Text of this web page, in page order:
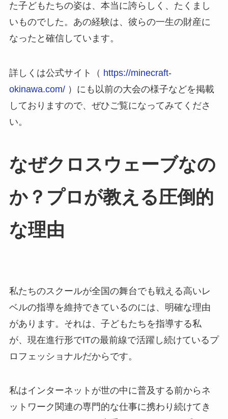
た子どもたちの姿は、本当に誇らしく、たくまし
いものでした。あの経験は、彼らの一生の財産に
なったと確信しています。
詳しくは公式サイト（ https://minecraft-
okinawa.com/）にも以前の大会の様子などを掲載
しておりますので、ぜひご覧になってみてくださ
い。
なぜクロスウェーブなの
か？プロが教える圧倒的
な理由
私たちのスクールが全国の舞台でも戦える高いレ
ベルの指導を維持できているのには、明確な理由
があります。それは、子どもたちを指導する私
が、現在進行形でITの最前線で活躍し続けているプ
ロフェッショナルだからです。
私はインターネットが世の中に普及する前からネ
ットワーク関連の専門的な仕事に携わり続けてき